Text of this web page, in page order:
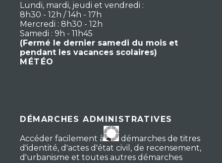
Lundi, mardi, jeudi et vendredi :
8h30 - 12h / 14h - 17h
Mercredi : 8h30 - 12h
Samedi : 9h - 11h45
(Fermé le dernier samedi du mois et
pendant les vacances scolaires)
MÉTÉO
DÉMARCHES ADMINISTRATIVES
Accéder facilement à vos démarches de titres
d'identité, d'actes d'état civil, de recensement,
d'urbanisme et toutes autres démarches